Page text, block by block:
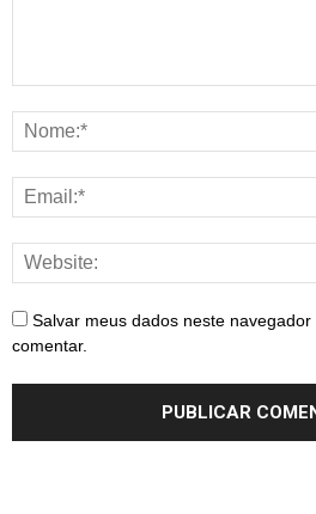
Salvar meus dados neste
comentar.